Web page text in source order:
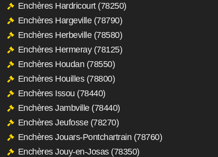
Enchères Hardricourt (78250)
Enchères Hargeville (78790)
Enchères Herbeville (78580)
Enchères Hermeray (78125)
Enchères Houdan (78550)
Enchères Houilles (78800)
Enchères Issou (78440)
Enchères Jambville (78440)
Enchères Jeufosse (78270)
Enchères Jouars-Pontchartrain (78760)
Enchères Jouy-en-Josas (78350)